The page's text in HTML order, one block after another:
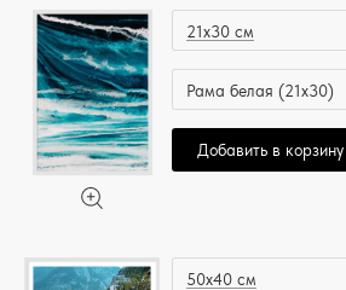
21x30 см
Рама белая (21x30)
Добавить в корзину
50x40 см